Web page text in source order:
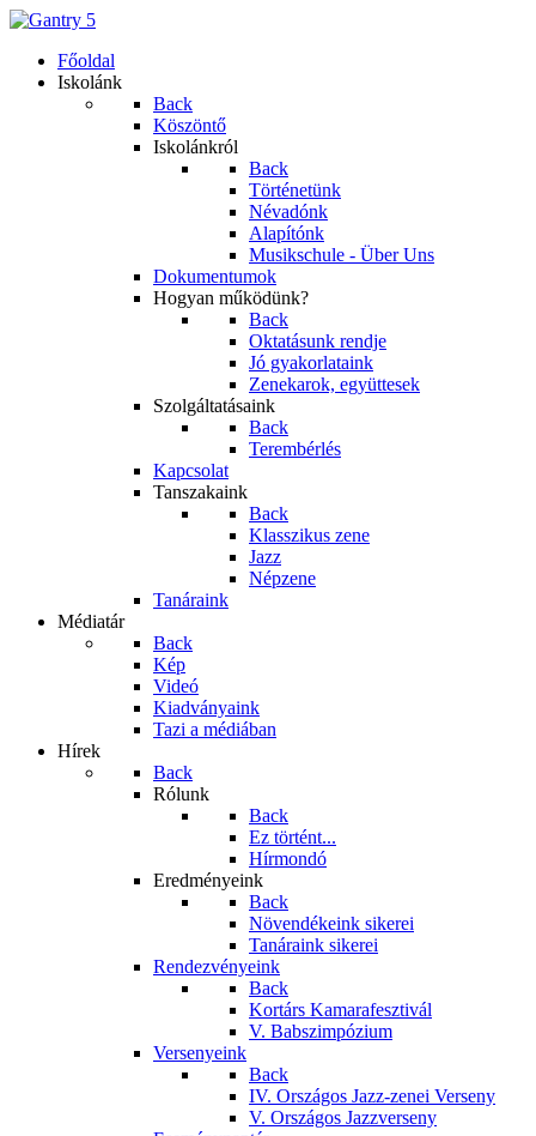
Főoldal
Iskolánk
Back
Köszöntő
Iskolánkról
Back
Történetünk
Névadónk
Alapítónk
Musikschule - Über Uns
Dokumentumok
Hogyan működünk?
Back
Oktatásunk rendje
Jó gyakorlataink
Zenekarok, együttesek
Szolgáltatásaink
Back
Terembérlés
Kapcsolat
Tanszakaink
Back
Klasszikus zene
Jazz
Népzene
Tanáraink
Médiatár
Back
Kép
Videó
Kiadványaink
Tazi a médiában
Hírek
Back
Rólunk
Back
Ez történt...
Hírmondó
Eredményeink
Back
Növendékeink sikerei
Tanáraink sikerei
Rendezvényeink
Back
Kortárs Kamarafesztivál
V. Babszimpózium
Versenyeink
Back
IV. Országos Jazz-zenei Verseny
V. Országos Jazzverseny